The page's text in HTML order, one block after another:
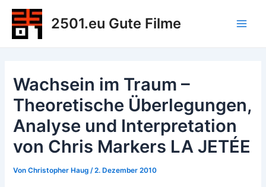
Zum
Inhalt
springen
2501.eu Gute Filme
Wachsein im Traum –
Theoretische Überlegungen,
Analyse und Interpretation
von Chris Markers LA JETÉE
VonChristopher Haug/2. Dezember 2010